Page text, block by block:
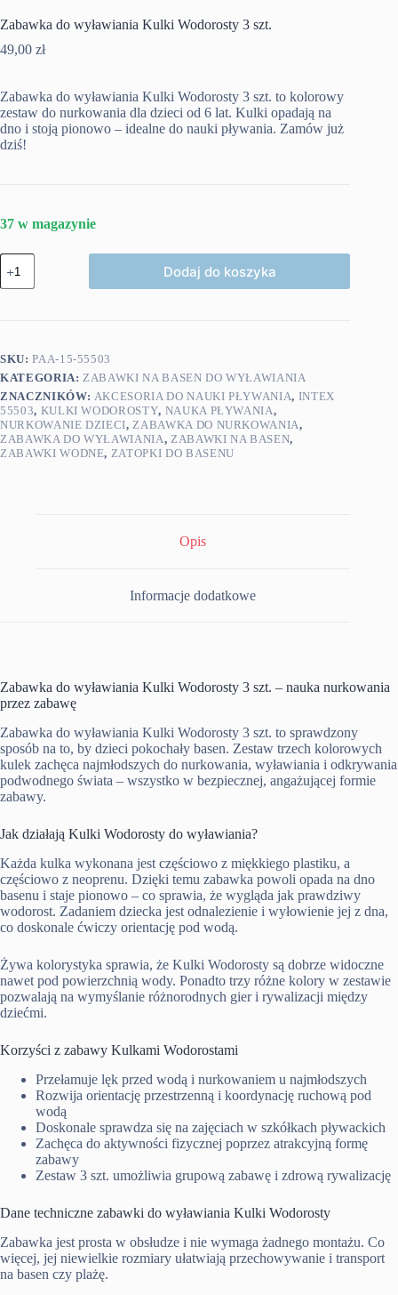
Zabawka do wyławiania Kulki Wodorosty 3 szt.
49,00 zł
Zabawka do wyławiania Kulki Wodorosty 3 szt. to kolorowy
zestaw do nurkowania dla dzieci od 6 lat. Kulki opadają na
dno i stoją pionowo – idealne do nauki pływania. Zamów już
dziś!
37 w magazynie
ilość
Zabawka
do
szt.
Dodaj do koszyka
SKU:PAA-15-55503
KATEGORIA:ZABAWKI NA BASEN DO WYŁAWIANIA
ZNACZNIKÓW: AKCESORIA DO NAUKI PŁYWANIA, INTEX
55503, KULKI WODOROSTY, NAUKA PŁYWANIA,
NURKOWANIE DZIECI,ZABAWKA DO NURKOWANIA,
ZABAWKA DO WYŁAWIANIA, ZABAWKI NA BASEN,
ZABAWKI WODNE, ZATOPKI DO BASENU
Opis
Informacje dodatkowe
Zabawka do wyławiania Kulki Wodorosty 3 szt. – nauka nurkowania
przez zabawę
Zabawka do wyławiania Kulki Wodorosty 3 szt. to sprawdzony
sposób na to, by dzieci pokochały basen. Zestaw trzech kolorowych
kulek zachęca najmłodszych do nurkowania, wyławiania i odkrywania
podwodnego świata – wszystko w bezpiecznej, angażującej formie
zabawy.
Jak działają Kulki Wodorosty do wyławiania?
Każda kulka wykonana jest częściowo z miękkiego plastiku, a
częściowo z neoprenu. Dzięki temu zabawka powoli opada na dno
basenu i staje pionowo – co sprawia, że wygląda jak prawdziwy
wodorost. Zadaniem dziecka jest odnalezienie i wyłowienie jej z dna,
co doskonale ćwiczy orientację pod wodą.
Żywa kolorystyka sprawia, że Kulki Wodorosty są dobrze widoczne
nawet pod powierzchnią wody. Ponadto trzy różne kolory w zestawie
pozwalają na wymyślanie różnorodnych gier i rywalizacji między
dziećmi.
Korzyści z zabawy Kulkami Wodorostami
Przełamuje lęk przed wodą i nurkowaniem u najmłodszych
Rozwija orientację przestrzenną i koordynację ruchową pod
wodą
Doskonale sprawdza się na zajęciach w szkółkach pływackich
Zachęca do aktywności fizycznej poprzez atrakcyjną formę
zabawy
Zestaw 3 szt. umożliwia grupową zabawę i zdrową rywalizację
Dane techniczne zabawki do wyławiania Kulki Wodorosty
Zabawka jest prosta w obsłudze i nie wymaga żadnego montażu. Co
więcej, jej niewielkie rozmiary ułatwiają przechowywanie i transport
na basen czy plażę.